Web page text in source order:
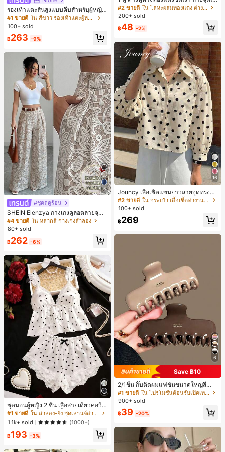
รองเท้าแตะส้นสูงแบบคีบสำหรับผู้หญิง
สไตล์คลาสสิก สีบล็อก สไตล์แฟรี่ฤดูร้อ
น ส้นเข็ม รองเท้าแตะแบบคีบ รองเท้าแ
ตะชายหาดแฟชั่นสายไขว้ รองเท้าผู้ห
ญิง สำหรับออฟฟิศ บ้าน กลางแจ้ง ดีไซ
น์หัวเหลี่ยม ชิคและหรูหรา สำหรับเดทไ
นท์
#1 ขายดี
ใน สีขาว รองเท้าแตะผู้หญิง
100+ sold
฿263 -9%
5
#ชุดฤดูร้อน
SHEIN Elenzya กางเกงคูลอตลายจุดเ
อวสูงแบบใหม่สำหรับฤดูใบไม้ผลิ/ฤดูร้อ
น, สไตล์หรูหราเหมาะสำหรับใส่ในชีวิต
ทจสำหรับฤดูรับปริญญา, เทศกาลดนตร
#4 ขายดี ใน หลากสี กางเกงลำลอง
80+ sold
฿262 -6%
ชุดนอนผู้หญิง 2 ชิ้น เสื้อสายเดี่ยวคอวีลู
กไม้ พร้อมกางเกงขาสั้นแต่งลูกไม้ แต่ง
โบว์ที่เอว ชุดลำลองผู้หญิงนุ่มสบายน่ารั
ก สไตล์เอสเธติก
#1 ขายดี
ใน ลำลอง-ยัง ชุดเลานจ์สำหรับผู้หญิง
1.1k+ sold
(1000+)
฿193 -3%
ขาคณิตสไตล์มินิมอล เหมาะสำหรับสว
มใส่ประจำวันแบบสบายๆ สำหรับผู้หญิง
#2 ขายดี
ใน โลหะผสมทองแดง ต่างหูผู้หญิง
200+ sold
฿48 -2%
16
Jouncy เสื้อเชิ้ตแขนยาวลายจุดทรงหล
วมสำหรับผู้หญิง
#2 ขายดี
ใน กระเป๋า เสื้อเชิ้ตทำงานมีกระเป๋า
100+ sold
฿269
6
Save ฿10
2/1ชิ้น กิ๊บติดผมแฟชั่นขนาดใหญ่สีน้ำ
ตาลชานมสำหรับผู้หญิง เหมาะสำหรับก
ารอาบน้ำ ล้างหน้า และจัดแต่งทรงผม
#1 ขายดี
ใน โปรโมชั่นต้อนรับเปิดเทอม เครื่องประดับผมผู้หญิง
900+ sold
฿39 -20%